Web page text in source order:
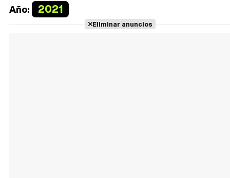
Año: 2021
Eliminar anuncios